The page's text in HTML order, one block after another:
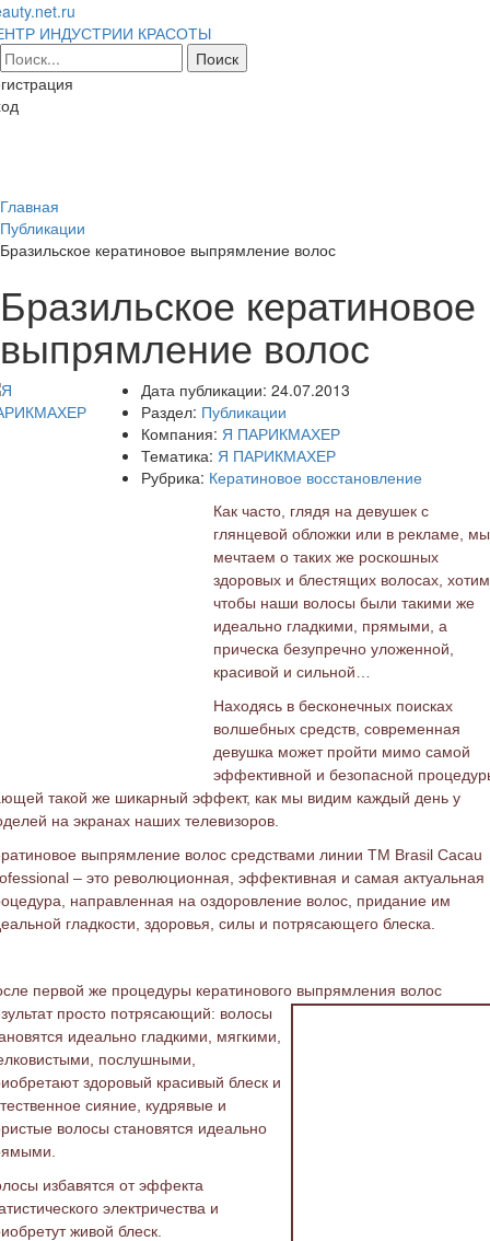
ИНДУСТРИИ КРАСОТЫ
Главная
Публикации
Бразильское кератиновое выпрямление волос
Бразильское кератиновое
выпрямление волос
Дата публикации: 24.07.2013
Раздел: Публикации
Компания: Я ПАРИКМАХЕР
Тематика: Я ПАРИКМАХЕР
Рубрика: Кератиновое восстановление
Как часто, глядя на девушек с
глянцевой обложки или в рекламе, мы
мечтаем о таких же роскошных
здоровых и блестящих волосах,
чтобы наши волосы были такими же
идеально гладкими, прямыми, а
прическа безупречно уложенной,
красивой и сильной…
Находясь в бесконечных поисках
волшебных средств, современная
девушка может пройти мимо самой
эффективной и безопасной
такой же шикарный эффект, как мы видим каждый день у
на экранах наших телевизоров.
выпрямление волос средствами линии ТМ Brasil Cacau
– это революционная, эффективная и самая актуальная
направленная на оздоровление волос, придание им
гладкости, здоровья, силы и потрясающего блеска.
первой же процедуры кератинового выпрямления волос
просто потрясающий: волосы
идеально гладкими, мягкими,
послушными,
здоровый красивый блеск и
сияние, кудрявые и
волосы становятся идеально
избавятся от эффекта
электричества и
живой блеск.